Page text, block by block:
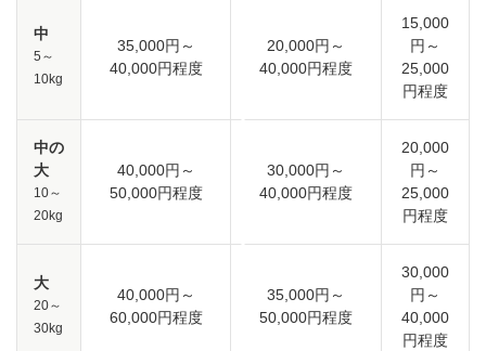
中
5～
10kg
35,000円～
40,000円程度
20,000円～
40,000円程度
15,000
円～
25,000
円程度
中の
大
10～
20kg
40,000円～
50,000円程度
30,000円～
40,000円程度
20,000
円～
25,000
円程度
大
20～
30kg
40,000円～
60,000円程度
35,000円～
50,000円程度
30,000
円～
40,000
円程度